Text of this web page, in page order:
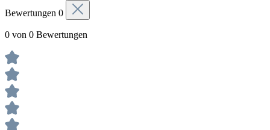
Bewertungen 0
0 von 0 Bewertungen